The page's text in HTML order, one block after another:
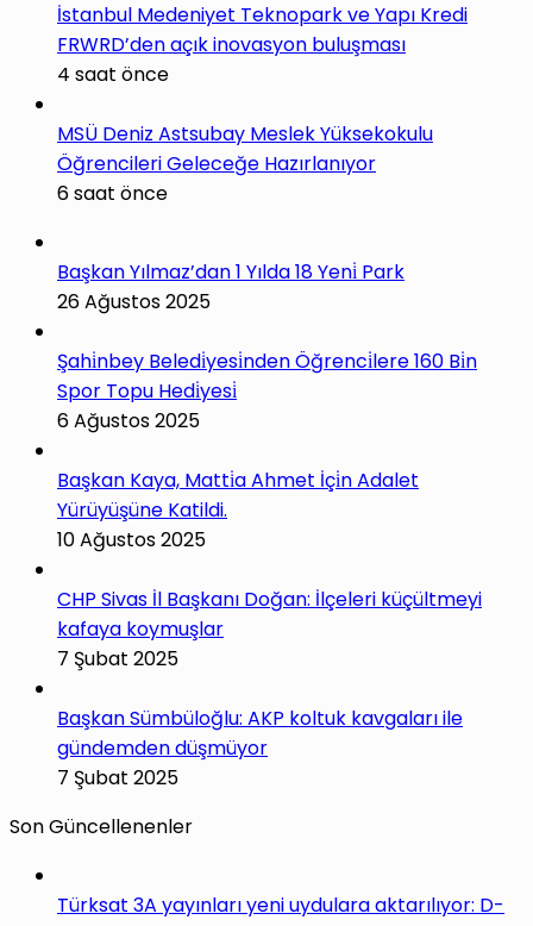
İstanbul Medeniyet Teknopark ve Yapı Kredi
FRWRD’den açık inovasyon buluşması
4 saat önce
MSÜ Deniz Astsubay Meslek Yüksekokulu
Öğrencileri Geleceğe Hazırlanıyor
6 saat önce
Başkan Yılmaz’dan 1 Yılda 18 Yeni̇ Park
26 Ağustos 2025
Şahi̇nbey Beledi̇yesi̇nden Öğrenci̇lere 160 Bi̇n
Spor Topu Hedi̇yesi̇
6 Ağustos 2025
Başkan Kaya, Matti̇a Ahmet İçi̇n Adalet
Yürüyüşüne Katildi.
10 Ağustos 2025
CHP Sivas İl Başkanı Doğan: İlçeleri küçültmeyi
kafaya koymuşlar
7 Şubat 2025
Başkan Sümbüloğlu: AKP koltuk kavgaları ile
gündemden düşmüyor
7 Şubat 2025
Son Güncellenenler
Türksat 3A yayınları yeni uydulara aktarılıyor: D-